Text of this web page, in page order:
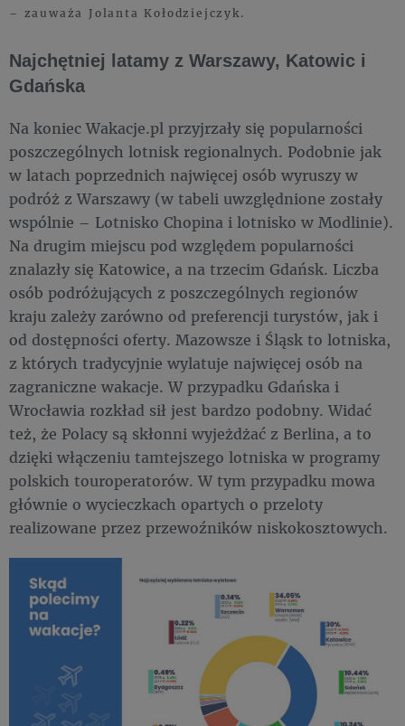
– zauważa Jolanta Kołodziejczyk.
Najchętniej latamy z Warszawy, Katowic i
Gdańska
Na koniec Wakacje.pl przyjrzały się popularności
poszczególnych lotnisk regionalnych. Podobnie jak
w latach poprzednich najwięcej osób wyruszy w
podróż z Warszawy (w tabeli uwzględnione zostały
wspólnie – Lotnisko Chopina i lotnisko w Modlinie).
Na drugim miejscu pod względem popularności
znalazły się Katowice, a na trzecim Gdańsk. Liczba
osób podróżujących z poszczególnych regionów
kraju zależy zarówno od preferencji turystów, jak i
od dostępności oferty. Mazowsze i Śląsk to lotniska,
z których tradycyjnie wylatuje najwięcej osób na
zagraniczne wakacje. W przypadku Gdańska i
Wrocławia rozkład sił jest bardzo podobny. Widać
też, że Polacy są skłonni wyjeżdżać z Berlina, a to
dzięki włączeniu tamtejszego lotniska w programy
polskich touroperatorów. W tym przypadku mowa
głównie o wycieczkach opartych o przeloty
realizowane przez przewoźników niskokosztowych.